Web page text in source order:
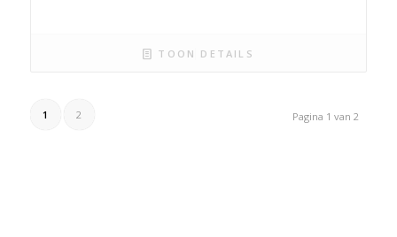
TOON DETAILS
Pagina 1 van 2
1 2